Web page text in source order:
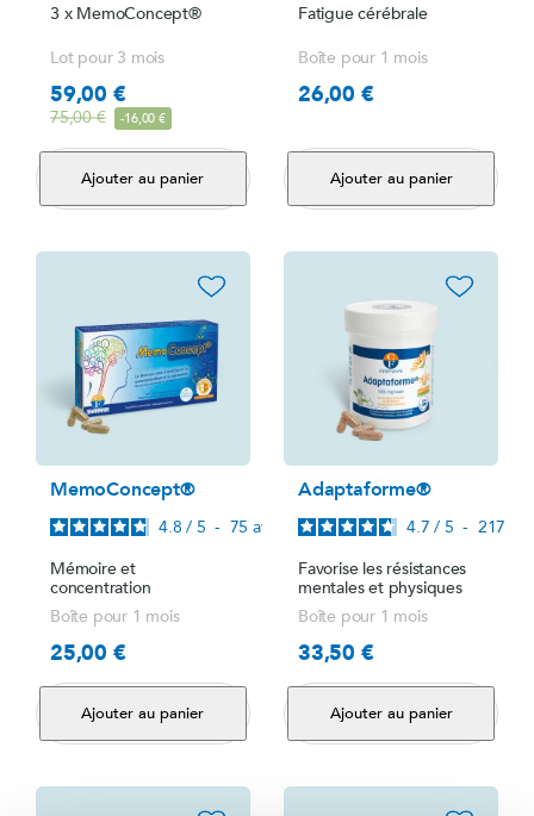
3 x MemoConcept®
Lot pour 3 mois
Prix
59,00 €
Prix de base
75,00 € -16,00 €
Ajouter au panier
Fatigue cérébrale
Boîte pour 1 mois
Prix
26,00 €
Ajouter au panier
favorite_border
MemoConcept®
4.8 / 5 - 75avis
Mémoire et
concentration
Boîte pour 1 mois
Prix
25,00 €
Ajouter au panier
favorite_border
Adaptaforme®
4.7 / 5 - 217
Favorise les résistances
mentales et physiques
Boîte pour 1 mois
Prix
33,50 €
Ajouter au panier